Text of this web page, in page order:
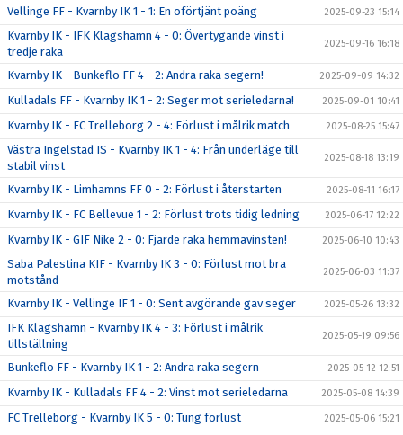
Vellinge FF - Kvarnby IK 1 - 1: En oförtjänt poäng 2025-09-23 15:14
Kvarnby IK - IFK Klagshamn 4 - 0: Övertygande vinst i
tredje raka
2025-09-16 16:18
Kvarnby IK - Bunkeflo FF 4 - 2: Andra raka segern! 2025-09-09 14:32
Kulladals FF - Kvarnby IK 1 - 2: Seger mot serieledarna! 2025-09-01 10:41
Kvarnby IK - FC Trelleborg 2 - 4: Förlust i målrik match 2025-08-25 15:47
Västra Ingelstad IS - Kvarnby IK 1 - 4: Från underläge till
stabil vinst
2025-08-18 13:19
Kvarnby IK - Limhamns FF 0 - 2: Förlust i återstarten 2025-08-11 16:17
Kvarnby IK - FC Bellevue 1 - 2: Förlust trots tidig ledning 2025-06-17 12:22
Kvarnby IK - GIF Nike 2 - 0: Fjärde raka hemmavinsten! 2025-06-10 10:43
Saba Palestina KIF - Kvarnby IK 3 - 0: Förlust mot bra
motstånd
2025-06-03 11:37
Kvarnby IK - Vellinge IF 1 - 0: Sent avgörande gav seger 2025-05-26 13:32
IFK Klagshamn - Kvarnby IK 4 - 3: Förlust i målrik
tillställning
2025-05-19 09:56
Bunkeflo FF - Kvarnby IK 1 - 2: Andra raka segern 2025-05-12 12:51
Kvarnby IK - Kulladals FF 4 - 2: Vinst mot serieledarna 2025-05-08 14:39
FC Trelleborg - Kvarnby IK 5 - 0: Tung förlust 2025-05-06 15:21